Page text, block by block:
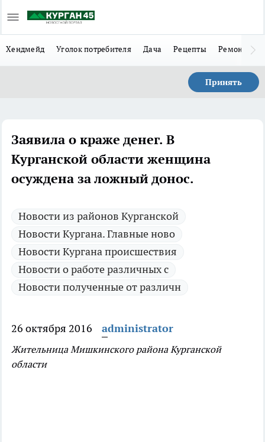
Хендмейд Уголок потребителя Дача Рецепты Ремонт
Принять
Заявила о краже денег. В
Курганской области женщина
осуждена за ложный донос.
Новости из районов Курганской
Новости Кургана. Главные ново
Новости Кургана происшествия
Новости о работе различных с
Новости полученные от различн
26 октября 2016 administrator
Жительница Мишкинского района Курганской
области